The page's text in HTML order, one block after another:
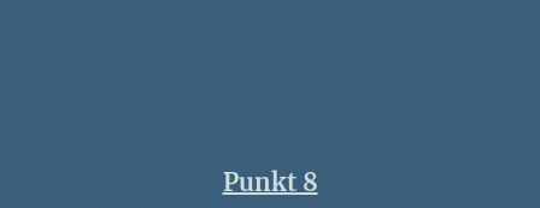
Punkt 8